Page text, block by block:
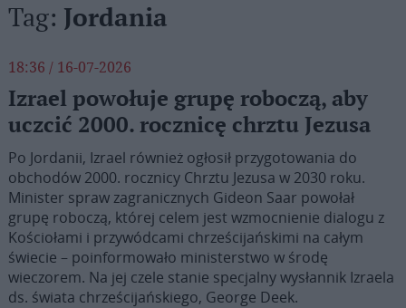
Tag: Jordania
18:36 / 16-07-2026
Izrael powołuje grupę roboczą, aby
uczcić 2000. rocznicę chrztu Jezusa
Po Jordanii, Izrael również ogłosił przygotowania do
obchodów 2000. rocznicy Chrztu Jezusa w 2030 roku.
Minister spraw zagranicznych Gideon Saar powołał
grupę roboczą, której celem jest wzmocnienie dialogu z
Kościołami i przywódcami chrześcijańskimi na całym
świecie – poinformowało ministerstwo w środę
wieczorem. Na jej czele stanie specjalny wysłannik Izraela
ds. świata chrześcijańskiego, George Deek.